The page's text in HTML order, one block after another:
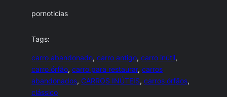
pornoticias
Tags:
carro abandonado, carro antigo, carro inútil
carro órfão, carro para restaurar, carros
abandonados, CARROS INÚTEIS, carros órfãos
clássico